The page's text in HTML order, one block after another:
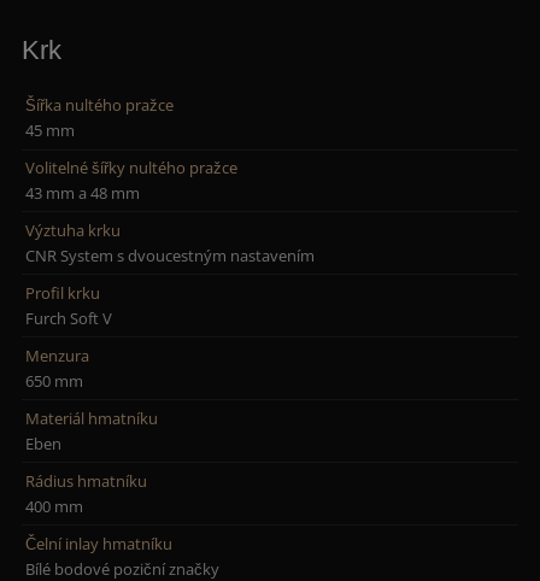
Krk
Šířka nultého pražce
45 mm
Volitelné šířky nultého pražce
43 mm a 48 mm
Výztuha krku
CNR System s dvoucestným nastavením
Profil krku
Furch Soft V
Menzura
650 mm
Materiál hmatníku
Eben
Rádius hmatníku
400 mm
Čelní inlay hmatníku
Bílé bodové poziční značky